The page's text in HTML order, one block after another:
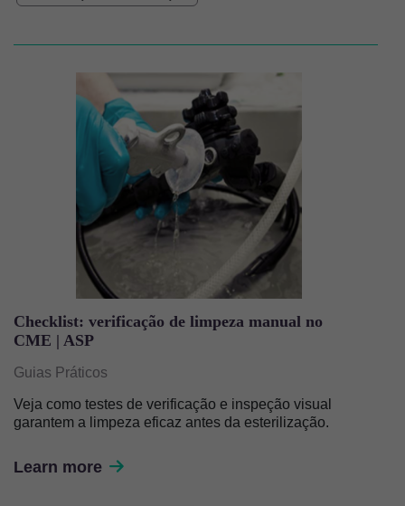
Checklist: verificação de limpeza manual no
CME | ASP
Guias Práticos
Veja como testes de verificação e inspeção visual
garantem a limpeza eficaz antes da esterilização.
Learn more